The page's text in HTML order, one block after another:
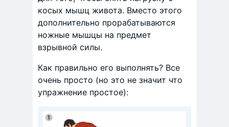
косых мышц живота. Вместо этого
дополнительно прорабатываются
ножные мышцы на предмет
взрывной силы.
Как правильно его выполнять? Все
очень просто (но это не значит что
упражнение простое):